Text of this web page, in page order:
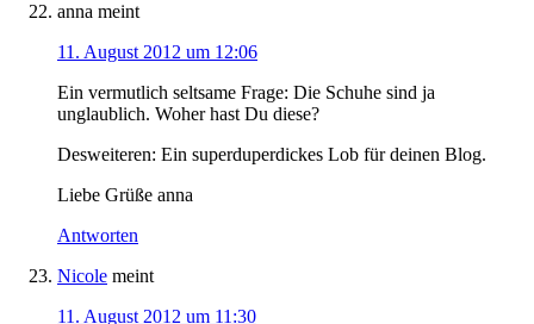
anna meint
11. August 2012 um 12:06
Ein vermutlich seltsame Frage: Die Schuhe sind ja
unglaublich. Woher hast Du diese?
Desweiteren: Ein superduperdickes Lob für deinen Blog.
Liebe Grüße anna
Antworten
Nicole meint
11. August 2012 um 11:30